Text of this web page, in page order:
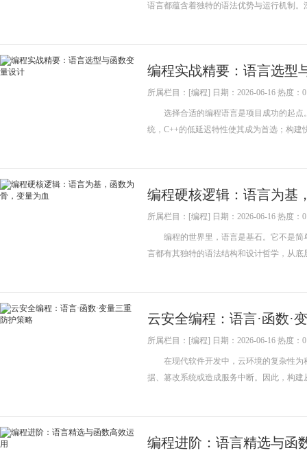
语言都蕴含着独特的语法优势与运行机制
编程实战精要：语言选型
所属栏目：[编程] 日期：2026-06-16 热度：0
选择合适的编程语言是项目成功的起点
统，C++的低延迟特性使其成为首选；构建
编程硬核逻辑：语言为基
所属栏目：[编程] 日期：2026-06-16 热度：0
编程的世界里，语言是基石。它不是简
言都有其独特的语法结构和设计哲学，从
云安全编程：语言·函数·
所属栏目：[编程] 日期：2026-06-16 热度：0
在现代软件开发中，云环境的复杂性为
据、篡改系统或造成服务中断。因此，构
编程进阶：语言精选与函